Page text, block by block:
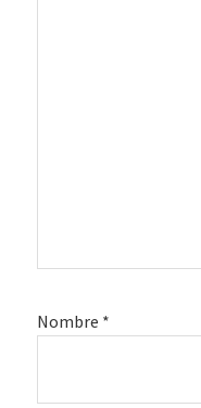
Nombre *